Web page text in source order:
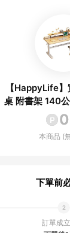
【HappyLife
桌 附書架 140
木
本商品 (
下單前
訂單成